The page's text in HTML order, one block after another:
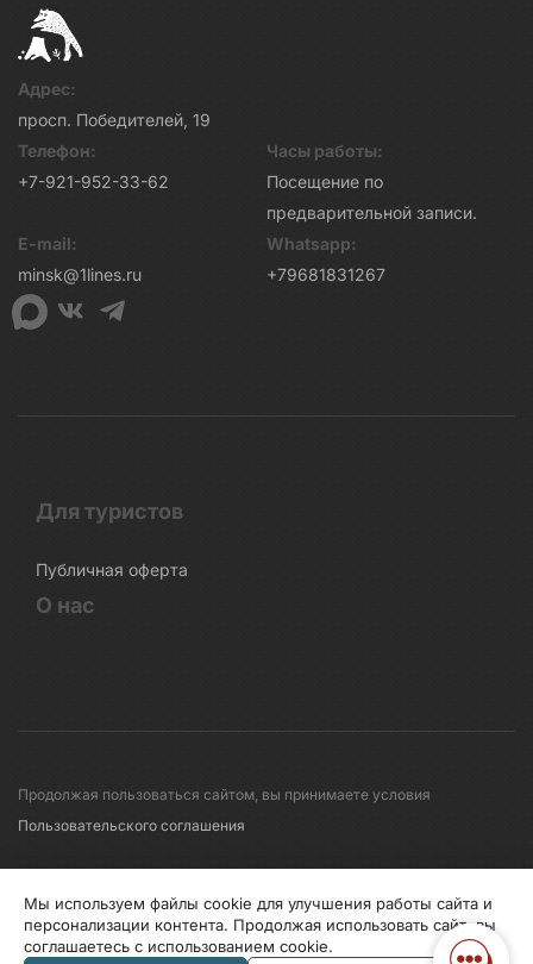
Адрес:
просп. Победителей, 19
Телефон:
+7-921-952-33-62
Часы работы:
Посещение по
предварительной записи.
E-mail:
minsk@1lines.ru
Whatsapp:
+79681831267
Для туристов
Публичная оферта
О нас
Продолжая пользоваться сайтом, вы принимаете условия
Пользовательского соглашения
© 2008-2026 Первые линии
Информация по исп. cookies Правила обработки перс.данных
Мы используем файлы cookie для улучшения работы сайта и
персонализации контента. Продолжая использовать сайт, вы
соглашаетесь с использованием cookie.